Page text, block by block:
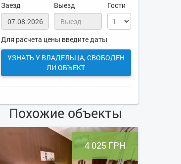
Заезд Выезд Гости
Для расчета цены введите даты
УЗНАТЬ У ВЛАДЕЛЬЦА, СВОБОДЕН
ЛИ ОБЪЕКТ
Похожие объекты
4 025 ГРН